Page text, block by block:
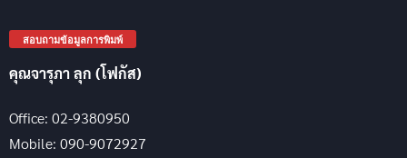
สอบถามข้อมูลการพิมพ์
คุณจารุภา ลุก (โฟกัส)
Office: 02-9380950
Mobile: 090-9072927